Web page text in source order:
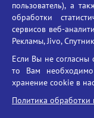
пользователь), а
обработки
сервисов веб-
Рекламы, Jivo,
Если Вы не
то Вам
хранение cookie в
Политика